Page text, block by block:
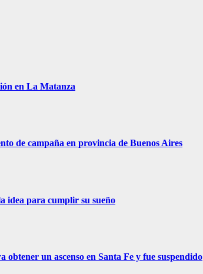
en La Matanza
de campaña en provincia de Buenos Aires
idea para cumplir su sueño
un ascenso en Santa Fe y fue suspendido